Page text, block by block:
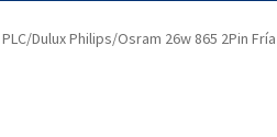
Dulux Philips/Osram 26w 865 2Pin